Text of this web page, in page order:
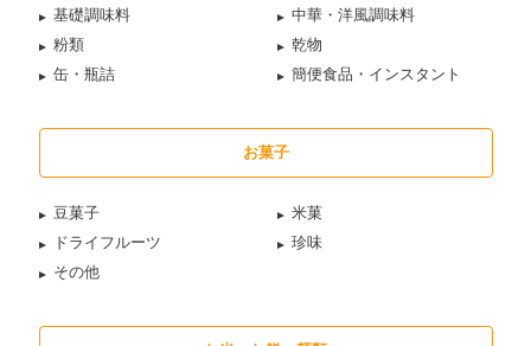
基礎調味料
中華・洋風調味料
粉類
乾物
缶・瓶詰
簡便食品・インスタント
お菓子
豆菓子
米菓
ドライフルーツ
珍味
その他